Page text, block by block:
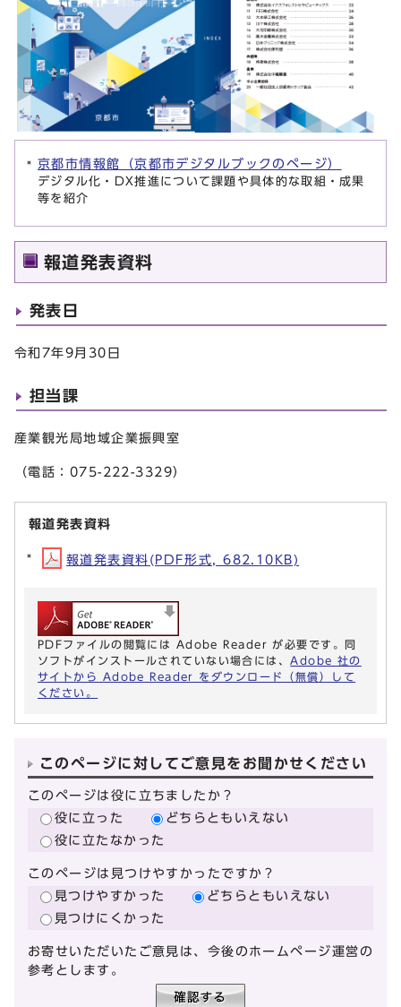
京都市情報館（京都市デジタルブックのページ）
デジタル化・DX推進について課題や具体的な取組・成果
等を紹介
報道発表資料
発表日
令和7年9月30日
担当課
産業観光局地域企業振興室
（電話：075-222-3329）
報道発表資料
報道発表資料(PDF形式, 682.10KB)
PDFファイルの閲覧には Adobe Reader が必要です。同
ソフトがインストールされていない場合には、 Adobe 社の
サイトから Adobe Reader をダウンロード（無償）して
ください。
このページに対してご意見をお聞かせください
このページは役に立ちましたか？
役に立った
どちらともいえない
役に立たなかった
このページは見つけやすかったですか？
見つけやすかった
どちらともいえない
見つけにくかった
お寄せいただいたご意見は、今後のホームページ運営の
参考とします。